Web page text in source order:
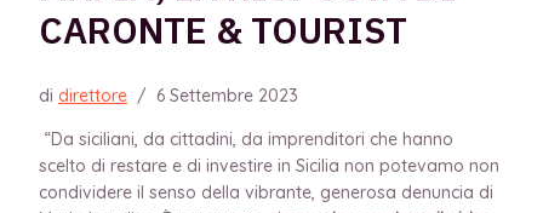
CARONTE & TOURIST
di direttore / 6 Settembre 2023
“Da siciliani, da cittadini, da imprenditori che hanno
scelto di restare e di investire in Sicilia non potevamo non
condividere il senso della vibrante, generosa denuncia di